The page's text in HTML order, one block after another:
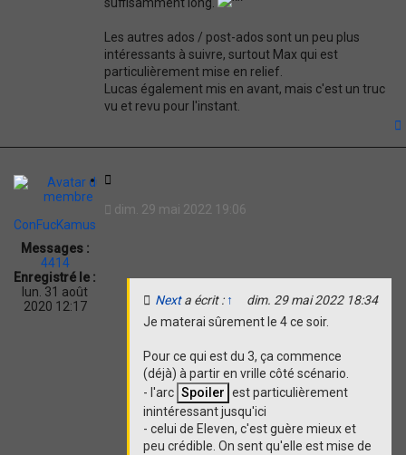
Les autres ados / post-ados sont un peu plus
intéressants à suivre, surtout Max qui est
particulièrement mise en relief.
Lucas également mis en avant, mais c'est un truc
vu et revu pour l'instant.
ConFucKamus
Messages :
4414
Enregistré le :
lun. 31 août
2020 12:17
tdim. 29 mai 2022 19:06
Nexta écrit : ↑
dim. 29 mai 2022 18:34
Je materai sûrement le 4 ce soir.
Pour ce qui est du 3, ça commence
(déjà) à partir en vrille côté scénario.
- l'arc
est particulièrement
inintéressant jusqu'ici
- celui de Eleven, c'est guère mieux et
peu crédible. On sent qu'elle est mise de